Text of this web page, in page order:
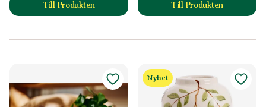
Till Produkten
till Hängampel Aila produktsida
Till Produkten
till Hängampel
Nyhet